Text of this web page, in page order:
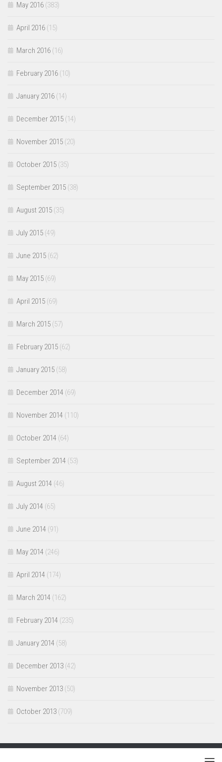
May 2016 (383)
April 2016 (15)
March 2016 (16)
February 2016 (10)
January 2016 (14)
December 2015 (14)
November 2015 (20)
October 2015 (35)
September 2015 (38)
August 2015 (35)
July 2015 (49)
June 2015 (62)
May 2015 (69)
April 2015 (69)
March 2015 (57)
February 2015 (62)
January 2015 (58)
December 2014 (69)
November 2014 (110)
October 2014 (64)
September 2014 (53)
August 2014 (46)
July 2014 (65)
June 2014 (91)
May 2014 (246)
April 2014 (174)
March 2014 (162)
February 2014 (235)
January 2014 (58)
December 2013 (42)
November 2013 (50)
October 2013 (709)